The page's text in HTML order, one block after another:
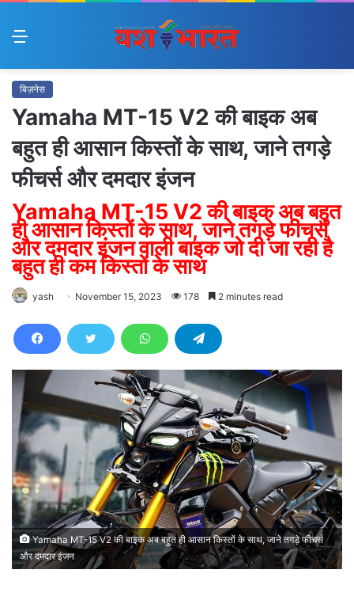
Menu
बिज़नेस
Yamaha MT-15 V2 की बाइक अब
बहुत ही आसान किस्तों के साथ, जाने तगड़े
फीचर्स और दमदार इंजन
Yamaha MT-15 V2 की बाइक अब बहुत
ही आसान किस्तों के साथ, जाने तगड़े फीचर्स
और दमदार इंजन वाली बाइक जो दी जा रही है
बहुत ही कम किस्तों के साथ
yash November 15, 2023 178 2 minutes read
Yamaha MT-15 V2 की बाइक अब बहुत ही आसान किस्तों के साथ, जाने तगड़े फीचर्स
और दमदार इंजन